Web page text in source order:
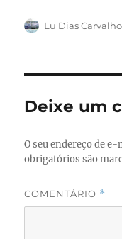
c
b
o
o
k
st
d
o
n
Autor
Lu Dias Carvalho
Deixe um
O seu endereço de
obrigatórios são
COMENTÁRIO *